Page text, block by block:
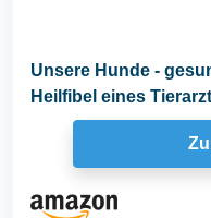
Unsere Hunde -
Heilfibel eines